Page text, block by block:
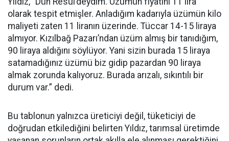
olarak tespit etmişler. Anladığım kadarıyla üzümün kilo
maliyeti zaten 11 liranın üzerinde. Tüccar 14-15 liraya
almıyor. Kızılbağ Pazarı’ndan üzüm almış bir tanıdığım,
90 liraya aldığını söylüyor. Yani sizin burada 15 liraya
satamadığınız üzümü biz gidip pazardan 90 liraya
almak zorunda kalıyoruz. Burada arızalı, sıkıntılı bir
durum var.” dedi.
Bu tablonun yalnızca üreticiyi değil, tüketiciyi de
doğrudan etkilediğini belirten Yıldız, tarımsal üretimde